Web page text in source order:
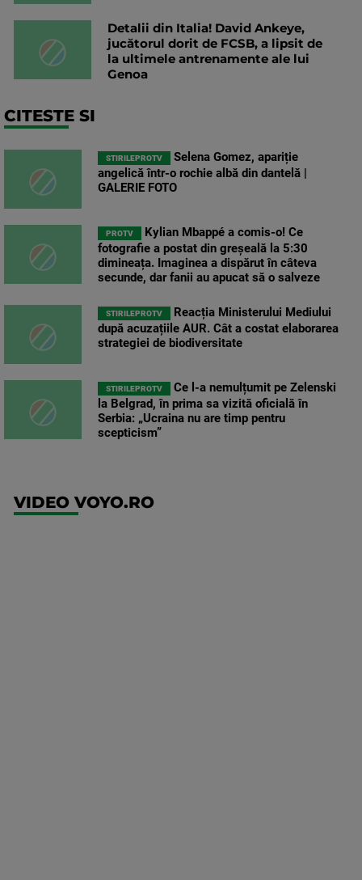
Detalii din Italia! David Ankeye,
jucătorul dorit de FCSB, a lipsit de
la ultimele antrenamente ale lui
Genoa
CITESTE SI
STIRILEPROTV
Selena Gomez, apariție
angelică într-o rochie albă din dantelă |
GALERIE FOTO
PROTV
Kylian Mbappé a comis-o! Ce
fotografie a postat din greșeală la 5:30
dimineața. Imaginea a dispărut în câteva
secunde, dar fanii au apucat să o salveze
STIRILEPROTV
Reacția Ministerului Mediului
după acuzațiile AUR. Cât a costat elaborarea
strategiei de biodiversitate
STIRILEPROTV
Ce l-a nemulțumit pe Zelenski
la Belgrad, în prima sa vizită oficială în
Serbia: „Ucraina nu are timp pentru
scepticism”
VIDEO VOYO.RO